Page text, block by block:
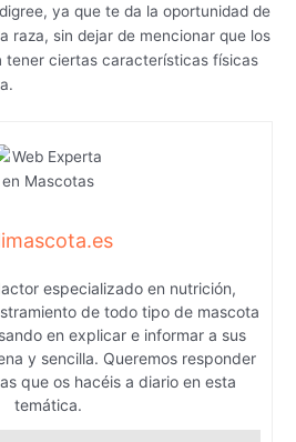
ya que te da la oportunidad de
raza, sin dejar de mencionar que los
tener ciertas características físicas
especializado en nutrición,
de todo tipo de mascota
en explicar e informar a sus
y sencilla. Queremos responder
que os hacéis a diario en esta
temática.